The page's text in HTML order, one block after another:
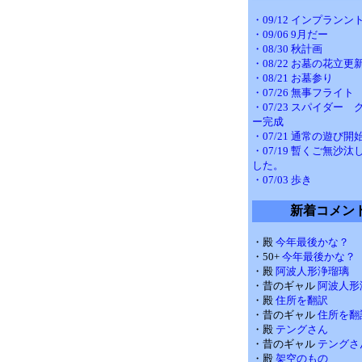
・09/12 インプランント
・09/06 9月だー
・08/30 秋計画
・08/22 お墓の花立更
・08/21 お墓参り
・07/26 無事フライト
・07/23 スパイダー
ー完成
・07/21 通常の遊び開
・07/19 暫くご無沙汰
した。
・07/03 歩き
新着コメン
・殿 今年最後かな？
・50+ 今年最後かな？
・殿 阿波人形浄瑠璃
・昔のギャル 阿波人
・殿 住所を翻訳
・昔のギャル 住所を翻
・殿 テングさん
・昔のギャル テングさ
・殿 架空のもの